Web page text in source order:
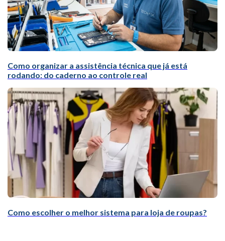
Como organizar a assistência técnica que já está
rodando: do caderno ao controle real
Como escolher o melhor sistema para loja de roupas?